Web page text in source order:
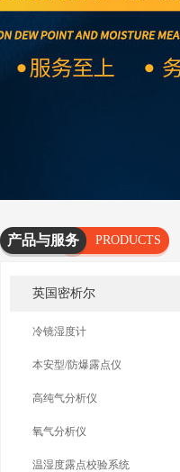
产品与服务
PRODUCTS
英国密析尔
冷镜湿度计
本安型/防爆露点仪
高纯气分析仪
氧气分析仪
温湿度露点校验系统